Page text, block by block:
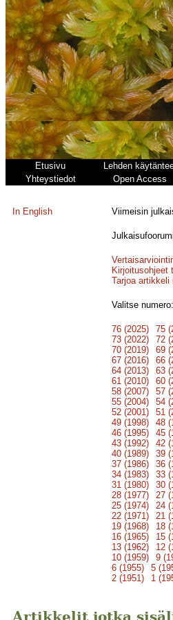
Etusivu Lehden
Yhteystiedot
Open Access
In English Viimeisin
Kirjoitusohjeet
Tarjoa
Valitse numero:
76 (2025) 75
73 (2022)
72
70 (2019)
69
67 (2016)
66
64 (2013)
63
61 (2010)
60
58 (2007)
57
55 (2004)
54
52 (2001)
51
49 (1998)
48
46 (1995)
45
43 (1992)
42
40 (1989)
39
37 (1986)
36
34 (1983)
33
31 (1980)
30
28 (1977)
27
25 (1974)
24
22 (1971)
21
19 (1968)
18
16 (1965)
15
13 (1962)
12
10 (1959)
9
6 (1955)
5
2 (1951)
1